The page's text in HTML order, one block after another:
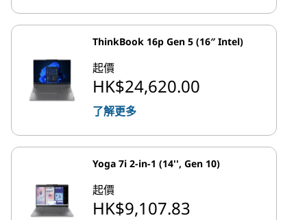
ThinkBook 16p Gen 5 (16″ Intel)
起價
HK$24,620.00
了解更多
Yoga 7i 2-in-1 (14'', Gen 10)
起價
HK$9,107.83